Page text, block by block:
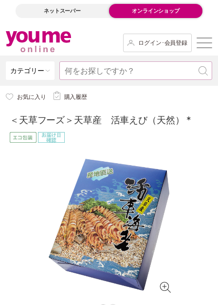
ネットスーパー オンラインショップ
ログイン･会員登録
カテゴリー
お気に入り 購入履歴
＜天草フーズ＞天草産 活車えび（天然） *